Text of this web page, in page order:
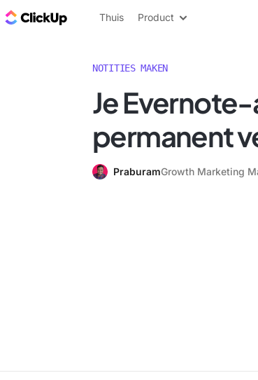
ClickUp Blog
Thuis Product
NOTITIES MAKEN
Je
permanent
PraburamGrowth Marketing